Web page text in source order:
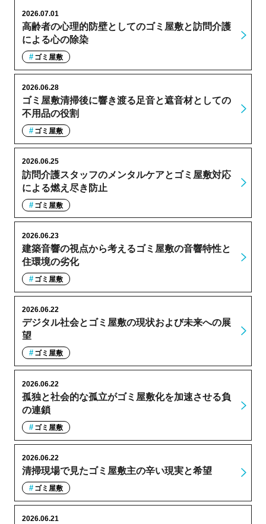
高齢者の心理的防壁としてのゴミ屋敷と訪問介護
による心の除染
2026.07.01
ゴミ屋敷
ゴミ屋敷清掃後に響き渡る足音と遮音材としての
不用品の役割
2026.06.28
ゴミ屋敷
訪問介護スタッフのメンタルケアとゴミ屋敷対応
による燃え尽き防止
2026.06.25
ゴミ屋敷
建築音響の視点から考えるゴミ屋敷の音響特性と
住環境の劣化
2026.06.23
ゴミ屋敷
デジタル社会とゴミ屋敷の現状および未来への展
望
2026.06.22
ゴミ屋敷
孤独と社会的な孤立がゴミ屋敷化を加速させる負
の連鎖
2026.06.22
ゴミ屋敷
清掃現場で見たゴミ屋敷主の辛い現実と希望
2026.06.22
ゴミ屋敷
2026.06.21